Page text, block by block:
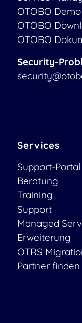
OTOBO Demo
OTOBO
OTOBO
Security-
Services
Support-Portal
Beratung
Training
Support
Managed
Erweiterung
OTRS
Partner finden